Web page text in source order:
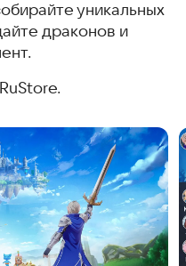
уникальных
драконов и